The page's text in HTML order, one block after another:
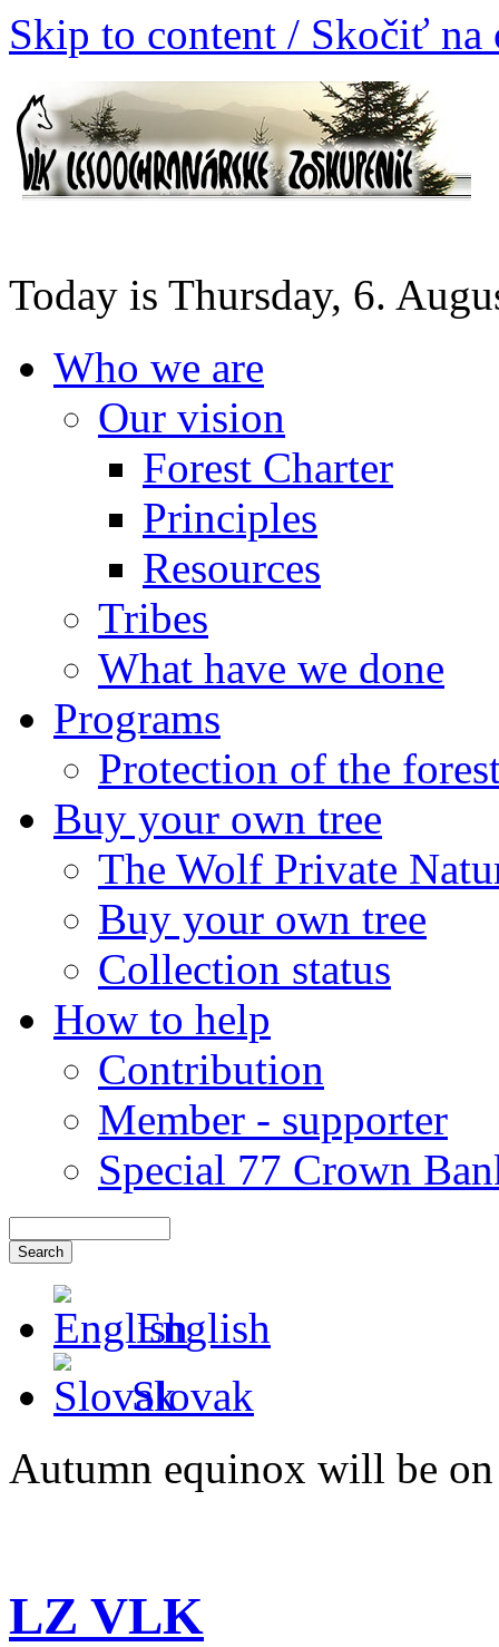
Skip to content / Skočiť na
Today is Thursday, 6.
Who we are
Our vision
Forest Charter
Principles
Resources
Tribes
What have we done
Programs
Protection of the
Buy your own tree
The Wolf Private
Buy your own tree
Collection status
How to help
Contribution
Member - supporter
Special 77 Crown
English
Slovak
Autumn equinox will be
LZ VLK